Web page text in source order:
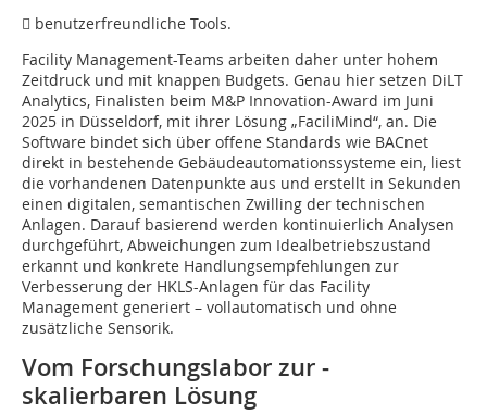
 benutzerfreundliche Tools.
Facility Management-Teams arbeiten daher unter hohem
Zeitdruck und mit knappen Budgets. Genau hier setzen DiLT
Analytics, Finalisten beim M&P Innovation-Award im Juni
2025 in Düsseldorf, mit ihrer Lösung „FaciliMind“, an. Die
Software bindet sich über offene Standards wie BACnet
direkt in bestehende Gebäudeautomationssysteme ein, liest
die vorhandenen Datenpunkte aus und erstellt in Sekunden
einen digitalen, semantischen Zwilling der technischen
Anlagen. Darauf basierend werden kontinuierlich Analysen
durchgeführt, Abweichungen zum Idealbetriebszustand
erkannt und konkrete Handlungsempfehlungen zur
Verbesserung der HKLS-Anlagen für das Facility
Management generiert – vollautomatisch und ohne
zusätzliche Sensorik.
Vom Forschungslabor zur ­
skalierbaren Lösung